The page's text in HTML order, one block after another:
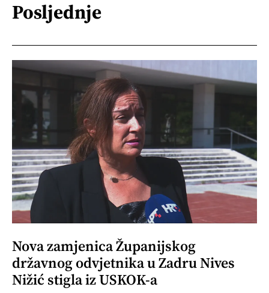
Posljednje
Nova zamjenica Županijskog
državnog odvjetnika u Zadru Nives
Nižić stigla iz USKOK-a